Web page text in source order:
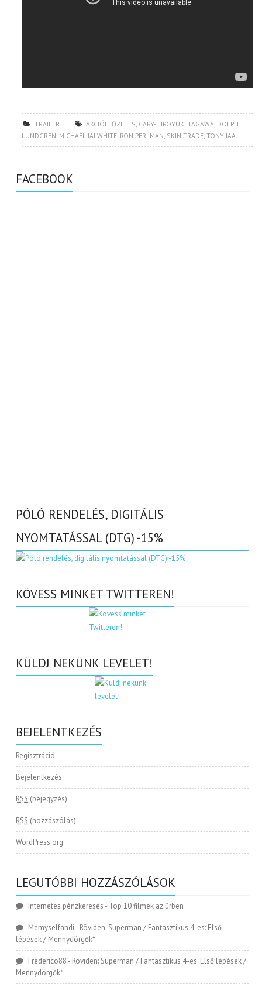
TRAILER AKCIÓELŐZETES, CARY-HIROYUKI TAGAWA, DOLPH
LUNDGREN, MICHAEL JAI WHITE, RON PERLMAN, SKIN TRADE,TONY JAA
FACEBOOK
PÓLÓ RENDELÉS, DIGITÁLIS
NYOMTATÁSSAL (DTG) -15%
KÖVESS MINKET TWITTEREN!
KÜLDJ NEKÜNK LEVELET!
BEJELENTKEZÉS
Regisztráció
Bejelentkezés
RSS (bejegyzés)
RSS (hozzászólás)
WordPress.org
LEGUTÓBBI HOZZÁSZÓLÁSOK
Internetes pénzkeresés - Top 10 filmek az űrben
Memyselfandi - Röviden: Superman / Fantasztikus 4-es: Első
lépések / Mennydörgők*
Frederico88 - Röviden: Superman / Fantasztikus 4-es: Első lépések /
Mennydörgők*